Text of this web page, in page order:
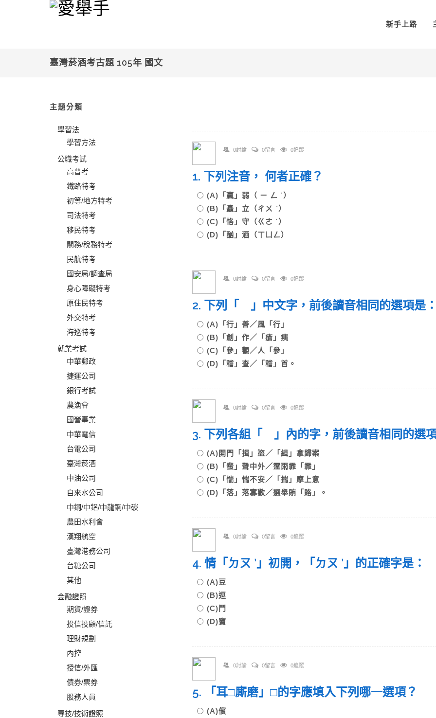
新手上路
臺灣菸酒考古題 105年 國文
主題分類
學習法
學習方法
公職考試
高普考
鐵路特考
初等/地方特考
司法特考
移民特考
關務/稅務特考
民航特考
國安局/調查局
身心障礙特考
原住民特考
外交特考
海巡特考
就業考試
中華郵政
捷運公司
銀行考試
農漁會
國營事業
中華電信
台電公司
臺灣菸酒
中油公司
自來水公司
中鋼/中鋁/中龍鋼/中碳
農田水利會
漢翔航空
臺灣港務公司
台糖公司
其他
金融證照
期貨/證券
投信投顧/信託
理財規劃
內控
授信/外匯
債券/票券
股務人員
專技/技術證照
0討論 0留言 0追蹤
1. 下列注音， 何者正確？
(A)「羸」弱（ ㄧ ㄥ ˊ）
(B)「矗」立（ㄔㄨ ˋ）
(C)「恪」守（ㄍㄜ ˊ）
(D)「酗」酒（ㄒㄩㄥ）
0討論 0留言 0追蹤
2. 下列「 」中文字，前後讀音相同的選項是
(A)「行」善／風「行」
(B)「創」作／「瘡」痍
(C)「參」觀／人「參」
(D)「稽」查／「稽」首。
0討論 0留言 0追蹤
3. 下列各組「 」內的字，前後讀音相同的選
(A)開門「揖」盜／「緝」拿歸案
(B)「蜚」聲中外／霪雨霏「霏」
(C)「惴」惴不安／「揣」摩上意
(D)「落」落寡歡／選舉賄「賂」。
0討論 0留言 0追蹤
4. 情「ㄉㄡ ˋ」初開，「ㄉㄡ ˋ」的正確字是：
(A)豆
(B)逗
(C)鬥
(D)竇
0討論 0留言 0追蹤
5. 「耳□廝磨」□的字應填入下列哪一選項？
(A)儐